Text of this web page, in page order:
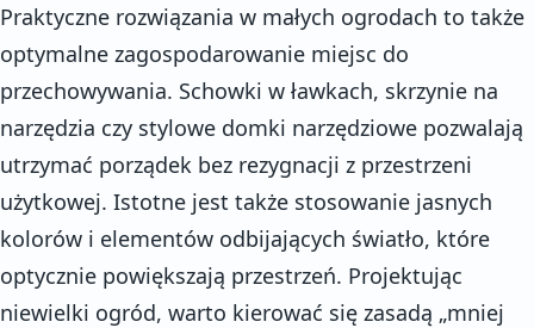
Praktyczne rozwiązania w małych ogrodach to także
optymalne zagospodarowanie miejsc do
przechowywania. Schowki w ławkach, skrzynie na
narzędzia czy stylowe domki narzędziowe pozwalają
utrzymać porządek bez rezygnacji z przestrzeni
użytkowej. Istotne jest także stosowanie jasnych
kolorów i elementów odbijających światło, które
optycznie powiększają przestrzeń. Projektując
niewielki ogród, warto kierować się zasadą „mniej